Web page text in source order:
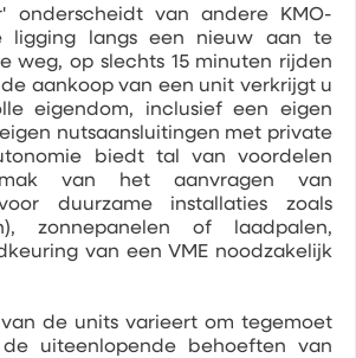
onderscheidt van andere KMO-
ligging langs een nieuw aan te
weg, op slechts 15 minuten rijden
de aankoop van een unit verkrijgt u
eigendom, inclusief een eigen
nutsaansluitingen met private
biedt tal van voordelen
van het aanvragen van
duurzame installaties zoals
zonnepanelen of laadpalen,
van een VME noodzakelijk
de units varieert om tegemoet
uiteenlopende behoeften van